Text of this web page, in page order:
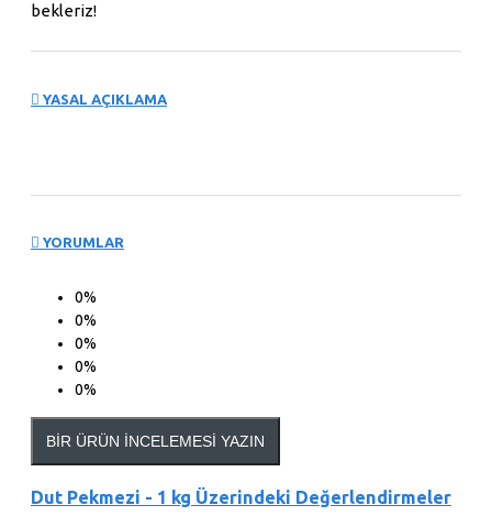
bekleriz!
YASAL AÇIKLAMA
YORUMLAR
0%
0%
0%
0%
0%
BIR ÜRÜN İNCELEMESI YAZIN
Dut Pekmezi - 1 kg Üzerindeki Değerlendirmeler